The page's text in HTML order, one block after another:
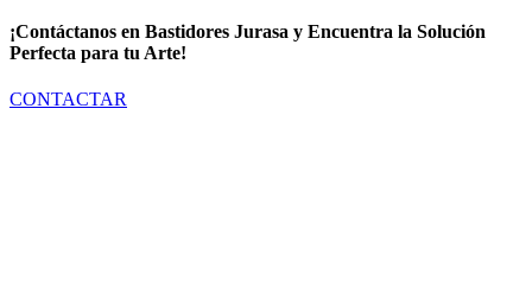
¡Contáctanos en Bastidores Jurasa y Encuentra la Solución
Perfecta para tu Arte!
CONTACTAR